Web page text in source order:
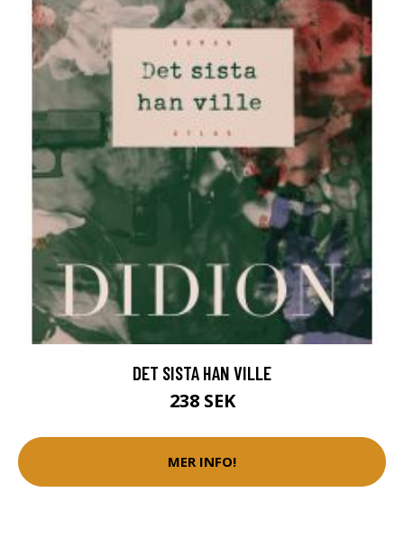
DET SISTA HAN VILLE
238 SEK
MER INFO!